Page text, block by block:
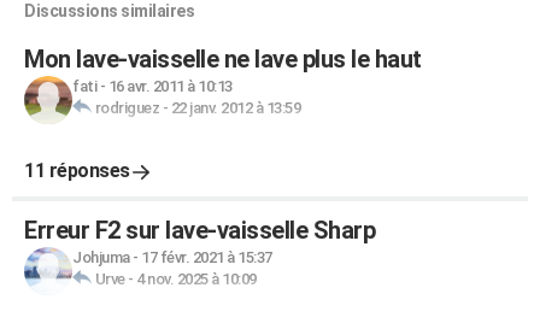
Discussions similaires
Mon lave-vaisselle ne lave plus le haut
fati- 16 avr. 2011 à 10:13
rodriguez - 22 janv. 2012 à 13:59
11 réponses
Erreur F2 sur lave-vaisselle Sharp
Johjuma- 17 févr. 2021 à 15:37
Urve- 4 nov. 2025 à 10:09